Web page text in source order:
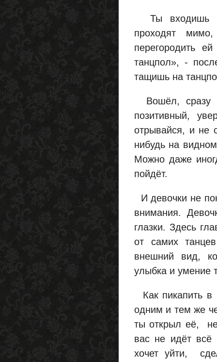
Ты входишь
проходят
перегородить
танцпол», -
тащишь на
Вошёл, сразу
позитивный,
отрывайся, и не
нибудь на
Можно даже
пойдёт.
И девочки не
внимания.
глазки. Здесь
от самих
внешний вид,
улыбка и умение
Как пикапить в
одним и тем же
ты открыл её,
вас не идёт всё
хочет уйти,